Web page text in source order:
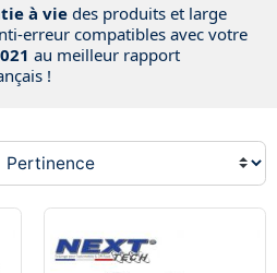
à viedes produits et large
erreur compatibles avec votre
au meilleur rapport
!